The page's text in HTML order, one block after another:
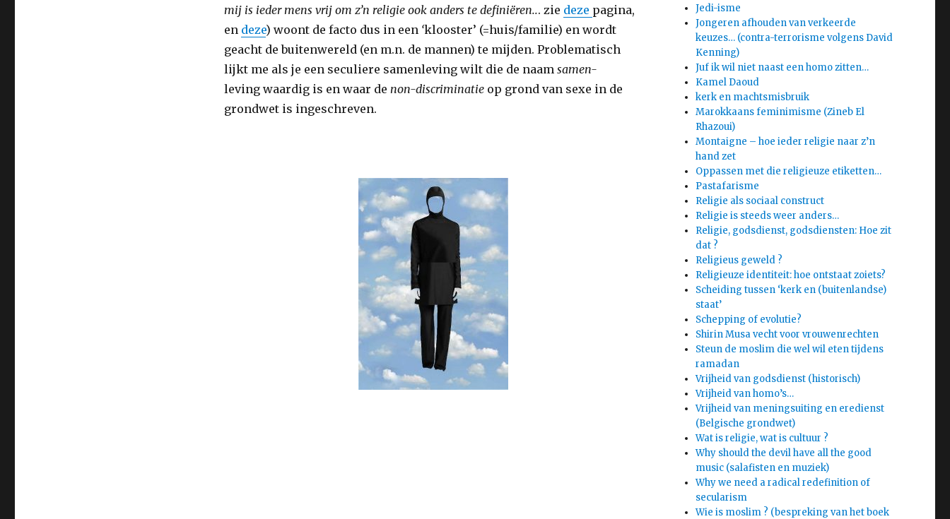
mij is ieder mens vrij om z’n religie ook anders te definiëren... zie deze pagina,
en deze) woont de facto dus in een ‘klooster’ (=huis/familie) en wordt
geacht de buitenwereld (en m.n. de mannen) te mijden. Problematisch
lijkt me als je een seculiere samenleving wilt die de naam samen-
leving waardig is en waar de non-discriminatie op grond van sexe in de
grondwet is ingeschreven.
Jedi-isme
Jongeren afhouden van verkeerde
keuzes… (contra-terrorisme volgens David
Kenning)
Juf ik wil niet naast een homo zitten…
Kamel Daoud
kerk en machtsmisbruik
Marokkaans feminimisme (Zineb El
Rhazoui)
Montaigne – hoe ieder religie naar z’n
hand zet
Oppassen met die religieuze etiketten…
Pastafarisme
Religie als sociaal construct
Religie is steeds weer anders…
Religie, godsdienst, godsdiensten: Hoe zit
dat ?
Religieus geweld ?
Religieuze identiteit: hoe ontstaat zoiets?
Scheiding tussen ‘kerk en (buitenlandse)
staat’
Schepping of evolutie?
Shirin Musa vecht voor vrouwenrechten
Steun de moslim die wel wil eten tijdens
ramadan
Vrijheid van godsdienst (historisch)
Vrijheid van homo’s…
Vrijheid van meningsuiting en eredienst
(Belgische grondwet)
Wat is religie, wat is cultuur ?
Why should the devil have all the good
music (salafisten en muziek)
Why we need a radical redefinition of
secularism
Wie is moslim ? (bespreking van het boek